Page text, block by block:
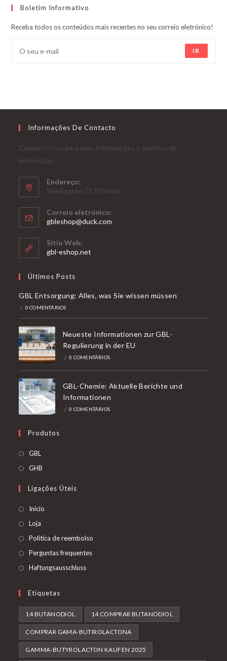
Boletim Informativo
Receba todos os conteúdos mais recentes no seu correio eletrónico!
IR
Informações De Contacto
Contacte-nos para mais informações e pedidos de
informação
Endereço:
Weißgasse 1170 Viena
Correio eletrónico:
gbleshop@duck.com
Sítio Web:
gbl-eshop.net
Últimos Posts
GBL Entsorgung: Alles, was Sie wissen müssen
/ 0 COMENTÁRIOS
Neueste Informationen zur GBL-
Regulierung in der EU
/ 0 COMENTÁRIOS
GBL-Chemie: Aktuelle Berichte und
Informationen
/ 0 COMENTÁRIOS
Produtos
GBL
num
separador
GHB
novo
Ligações Úteis
Início
Loja
Política de reembolso
Perguntas frequentes
Haftungsausschluss
Etiquetas
14 BUTANODIOL 14 COMPRAR BUTANODIOL
COMPRAR GAMA-BUTIROLACTONA
GAMMA-BUTYROLACTON KAUFEN 2025